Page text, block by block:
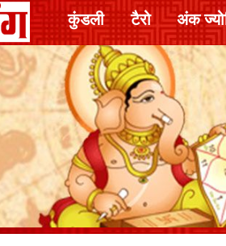
कुंडली टैरो अंक